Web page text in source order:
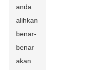
anda
alihkan
benar-
benar
akan